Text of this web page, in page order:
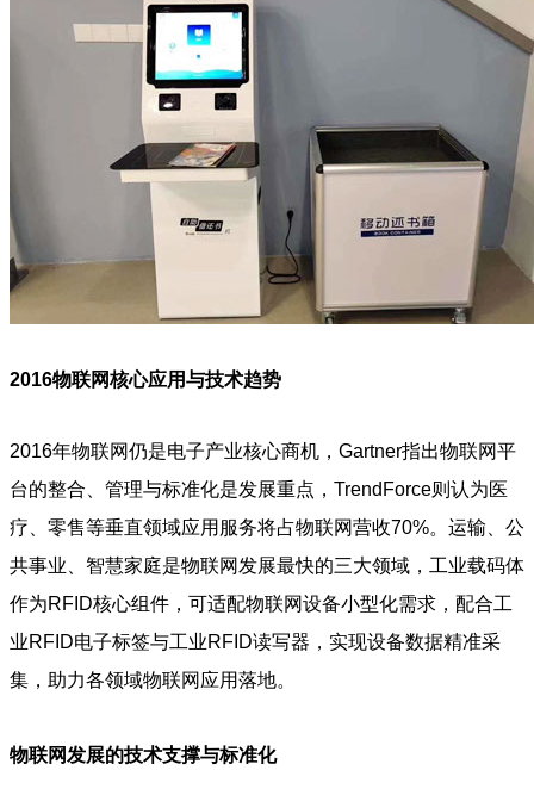
2016物联网核心应用与技术趋势
2016年物联网仍是电子产业核心商机，Gartner指出物联网平
台的整合、管理与标准化是发展重点，TrendForce则认为医
疗、零售等垂直领域应用服务将占物联网营收70%。运输、公
共事业、智慧家庭是物联网发展最快的三大领域，工业载码体
作为RFID核心组件，可适配物联网设备小型化需求，配合工
业RFID电子标签与工业RFID读写器，实现设备数据精准采
集，助力各领域物联网应用落地。
物联网发展的技术支撑与标准化